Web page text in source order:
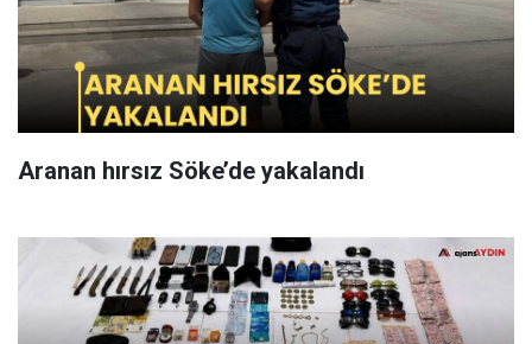
Aranan hırsız Söke’de yakalandı